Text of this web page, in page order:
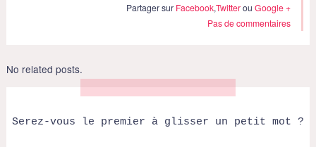
Partager sur Facebook,TwitterouGoogle +
Pas de commentaires
No related posts.
Serez-vous le premier à glisser un petit mot ?